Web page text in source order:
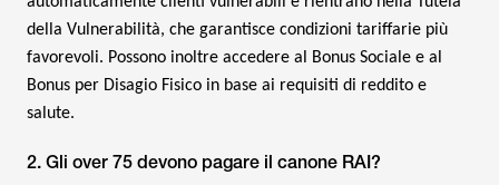
della Vulnerabilità, che garantisce condizioni tariffarie più
favorevoli. Possono inoltre accedere al Bonus Sociale e al
Bonus per Disagio Fisico in base ai requisiti di reddito e
salute.
2. Gli over 75 devono pagare il canone RAI?